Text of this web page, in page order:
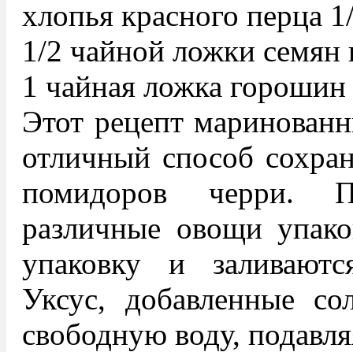
хлопья красного перца
1/2 чайной ложки семян
1 чайная ложка горошин
Этот рецепт
отличный способ
помидоров черри.
различные овощи
упаковку и
Уксус, добавленные
свободную воду,